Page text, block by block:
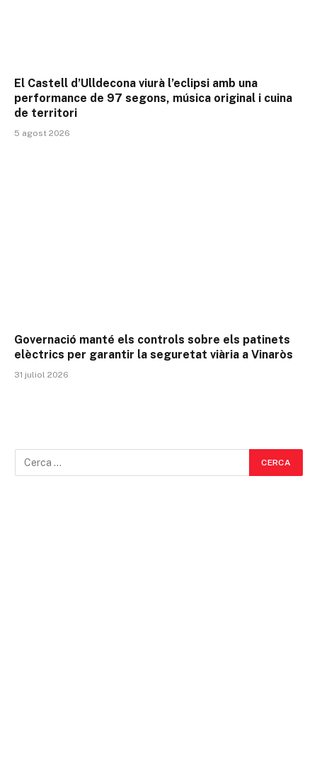
El Castell d’Ulldecona viurà l’eclipsi amb una
performance de 97 segons, música original i cuina
de territori
5 agost 2026
Governació manté els controls sobre els patinets
elèctrics per garantir la seguretat viària a Vinaròs
31 juliol 2026